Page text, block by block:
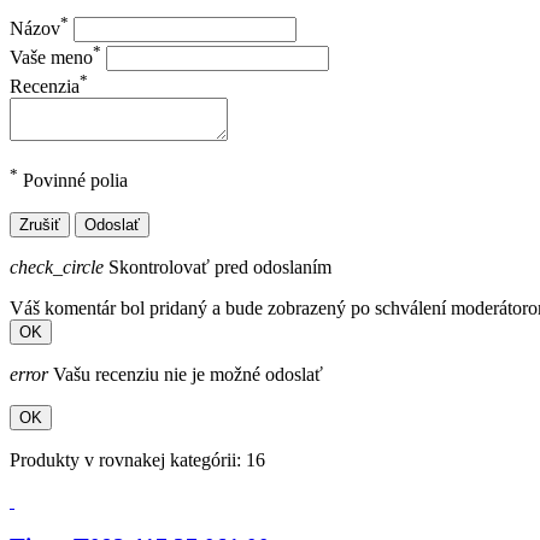
Názov*
Vaše meno*
Recenzia*
* Povinné polia
Zrušiť Odoslať
check_circle Skontrolovať pred odoslaním
Váš komentár bol pridaný a bude zobrazený po schválení
OK
errorVašu recenziu nie je možné odoslať
OK
Produkty v rovnakej kategórii: 16